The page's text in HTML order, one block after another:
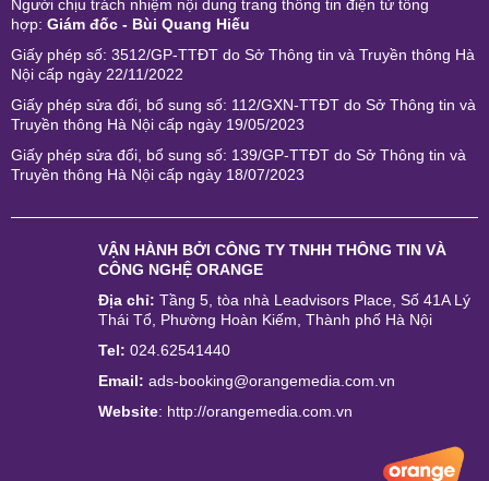
Người chịu trách nhiệm nội dung trang thông tin điện tử tổng
hợp: Giám đốc - Bùi Quang Hiếu
Giấy phép số: 3512/GP-TTĐT do Sở Thông tin và Truyền thông Hà
Nội cấp ngày 22/11/2022
Giấy phép sửa đổi, bổ sung số: 112/GXN-TTĐT do Sở Thông tin và
Truyền thông Hà Nội cấp ngày 19/05/2023
Giấy phép sửa đổi, bổ sung số: 139/GP-TTĐT do Sở Thông tin và
Truyền thông Hà Nội cấp ngày 18/07/2023
VẬN HÀNH BỞI CÔNG TY TNHH THÔNG TIN VÀ
CÔNG NGHỆ ORANGE
Địa chỉ: Tầng 5, tòa nhà Leadvisors Place, Số 41A Lý
Thái Tổ, Phường Hoàn Kiếm, Thành phố Hà Nội
Tel: 024.62541440
Email: ads-booking@orangemedia.com.vn
Website: http://orangemedia.com.vn